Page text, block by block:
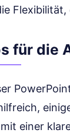
für die
einer